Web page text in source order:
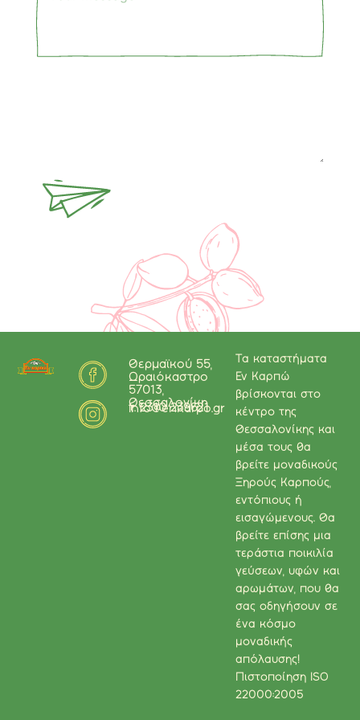
Θερμαϊκού 55,
Ωραιόκαστρο
57013,
Θεσσαλονίκη
τ. 2310 239621
info@enkarpo.gr
Τα καταστήματα
Εν Καρπώ
βρίσκονται στο
κέντρο της
Θεσσαλονίκης και
μέσα τους θα
βρείτε μοναδικούς
Ξηρούς Καρπούς,
εντόπιους ή
εισαγώμενους. Θα
βρείτε επίσης μια
τεράστια ποικιλία
γεύσεων, υφών και
αρωμάτων, που θα
σας οδηγήσουν σε
ένα κόσμο
μοναδικής
απόλαυσης!
Πιστοποίηση ISO
22000:2005